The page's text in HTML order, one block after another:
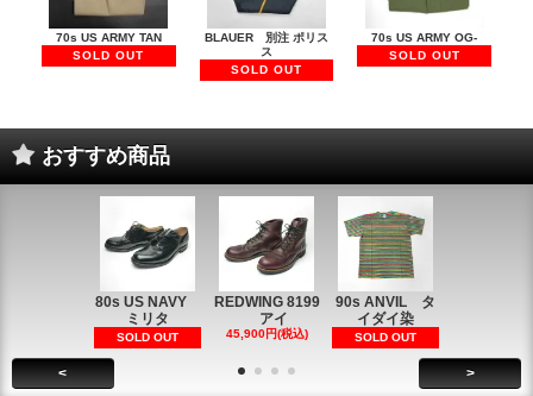
70s US ARMY TAN
SOLD OUT
BLAUER 別注 ポリス
ス
SOLD OUT
70s US ARMY OG-
SOLD OUT
おすすめ商品
80s US NAVY
ミリタ
SOLD OUT
REDWING 8199
アイ
45,900円(税込)
90s ANVIL タ
イダイ染
SOLD OUT
< >